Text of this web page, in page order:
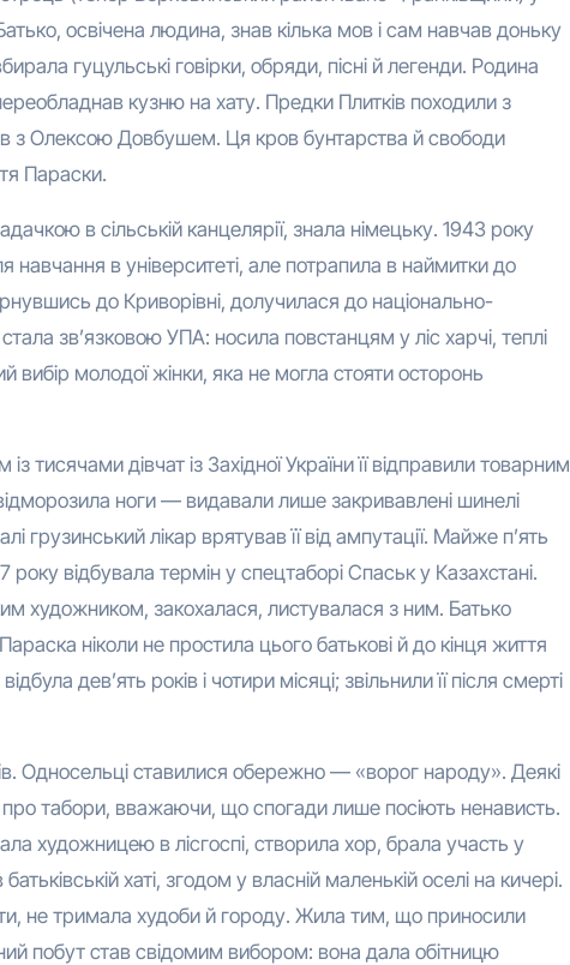
освічена людина, знав кілька мов і сам навчав доньку
гуцульські говірки, обряди, пісні й легенди. Родина
кузню на хату. Предки Плитків походили з
з Олексою Довбушем. Ця кров бунтарства й свободи
Параски.
в сільській канцелярії, знала німецьку. 1943 року
навчання в університеті, але потрапила в наймитки до
до Криворівні, долучилася до національно-
зв’язковою УПА: носила повстанцям у ліс харчі, теплі
вибір молодої жінки, яка не могла стояти осторонь
дівчат із Західної України її відправили товарним
ноги — видавали лише закривавлені шинелі
лікар врятував її від ампутації. Майже п’ять
відбувала термін у спецтаборі Спаськ у Казахстані.
художником, закохалася, листувалася з ним. Батько
ніколи не простила цього батькові й до кінця життя
дев’ять років і чотири місяці; звільнили її після смерті
Односельці ставилися обережно — «ворог народу». Деякі
про табори, вважаючи, що спогади лише посіють ненависть.
художницею в лісгоспі, створила хор, брала участь у
хаті, згодом у власній маленькій оселі на кичері.
не тримала худоби й городу. Жила тим, що приносили
побут став свідомим вибором: вона дала обітницю